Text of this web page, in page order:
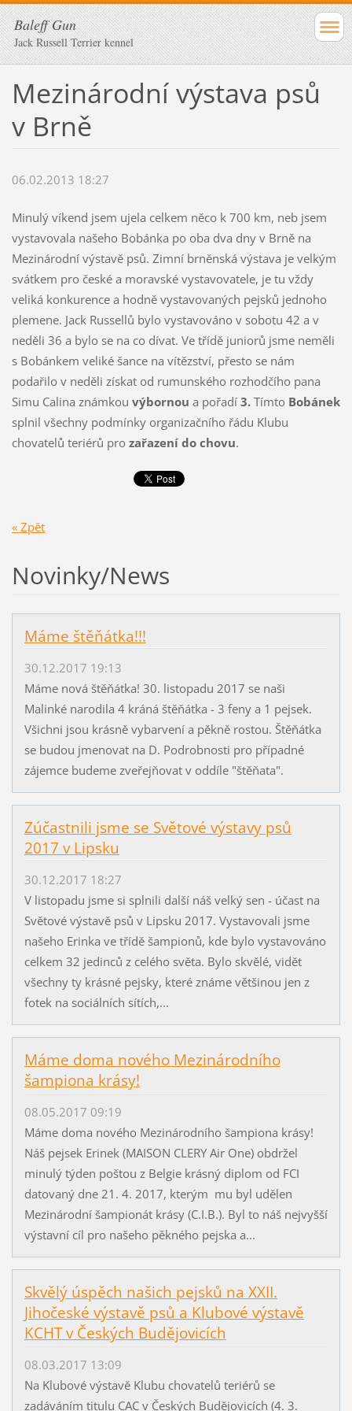
Baleff Gun
Jack Russell Terrier kennel
Mezinárodní výstava psů
v Brně
06.02.2013 18:27
Minulý víkend jsem ujela celkem něco k 700 km, neb jsem
vystavovala našeho Bobánka po oba dva dny v Brně na
Mezinárodní výstavě psů. Zimní brněnská výstava je velkým
svátkem pro české a moravské vystavovatele, je tu vždy
veliká konkurence a hodně vystavovaných pejsků jednoho
plemene. Jack Russellů bylo vystavováno v sobotu 42 a v
neděli 36 a bylo se na co dívat. Ve třídě juniorů jsme neměli
s Bobánkem veliké šance na vítězství, přesto se nám
podařilo v neděli získat od rumunského rozhodčího pana
Simu Calina známkou výbornou a pořadí 3. TímtoBobánek
splnil všechny podmínky organizačního řádu Klubu
chovatelů teriérů pro zařazení do chovu.
« Zpět
Novinky/News
Máme štěňátka!!!
30.12.2017 19:13
Máme nová štěňátka! 30. listopadu 2017 se naši
Malinké narodila 4 kráná štěňátka - 3 feny a 1 pejsek.
Všichni jsou krásně vybarvení a pěkně rostou. Štěňátka
se budou jmenovat na D. Podrobnosti pro případné
zájemce budeme zveřejňovat v oddíle "štěňata".
Zúčastnili jsme se Světové výstavy psů
2017 v Lipsku
30.12.2017 18:27
V listopadu jsme si splnili další náš velký sen - účast na
Světové výstavě psů v Lipsku 2017. Vystavovali jsme
našeho Erinka ve třídě šampionů, kde bylo vystavováno
celkem 32 jedinců z celého světa. Bylo skvělé, vidět
všechny ty krásné pejsky, které známe většinou jen z
fotek na sociálních sítích,...
Máme doma nového Mezinárodního
šampiona krásy!
08.05.2017 09:19
Máme doma nového Mezinárodního šampiona krásy!
Náš pejsek Erinek (MAISON CLERY Air One) obdržel
minulý týden poštou z Belgie krásný diplom od FCI
datovaný dne 21. 4. 2017, kterým mu byl udělen
Mezinárodní šampionát krásy (C.I.B.). Byl to náš nejvyšší
výstavní cíl pro našeho pěkného pejska a...
Skvělý úspěch našich pejsků na XXII.
Jihočeské výstavě psů a Klubové výstavě
KCHT v Českých Budějovicích
08.03.2017 13:09
Na Klubové výstavě Klubu chovatelů teriérů se
zadáváním titulu CAC v Českých Budějovicích (4. 3.